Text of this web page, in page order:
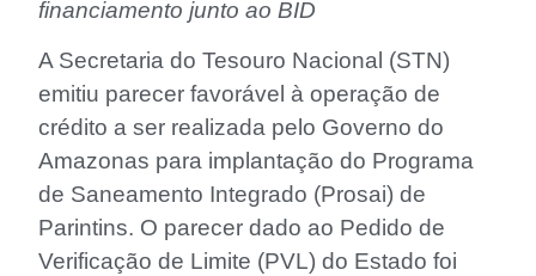
financiamento junto ao BID
A Secretaria do Tesouro Nacional (STN)
emitiu parecer favorável à operação de
crédito a ser realizada pelo Governo do
Amazonas para implantação do Programa
de Saneamento Integrado (Prosai) de
Parintins. O parecer dado ao Pedido de
Verificação de Limite (PVL) do Estado foi